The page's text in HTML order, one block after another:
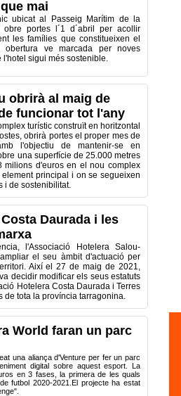
mai
ubicat al Passeig Marítim de la
portes l´1 d´abril per acollir
les famílies que constitueixen el
obertura ve marcada per noves
sigui més sostenible.
obrirà al maig de
funcionar tot l'any
turístic construït en horitzontal
obrirà portes el proper mes de
l'objectiu de mantenir-se en
una superfície de 25.000 metres
milions d'euros en el nou complex
principal i on se segueixen
i de sostenibilitat.
Daurada i les
l'Associació Hotelera Salou-
el seu àmbit d'actuació per
Així el 27 de maig de 2021,
decidir modificar els seus estatuts
Hotelera Costa Daurada i Terres
de tota la província tarragonina.
World faran un parc
una aliança d'Venture per fer un parc
digital sobre aquest esport. La
en 3 fases, la primera de les quals
futbol 2020-2021.El projecte ha estat